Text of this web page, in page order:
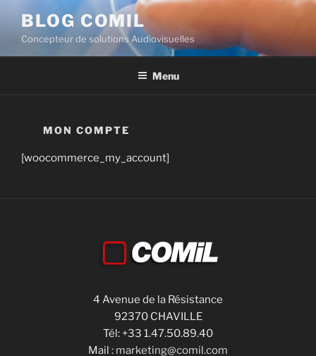
BLOG COMIL
Concepteur de solutions Audiovisuelles
Menu
MON COMPTE
[woocommerce_my_account]
4 Avenue de la Résistance
92370 CHAVILLE
Tél: +33 1.47.50.89.40
Mail : marketing@comil.com